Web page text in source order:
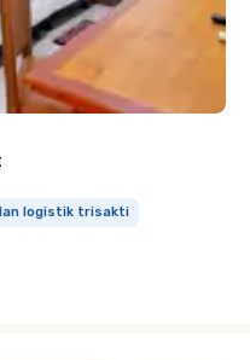
logistik trisakti